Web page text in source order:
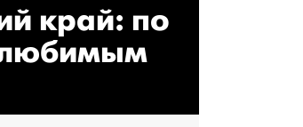
край: по